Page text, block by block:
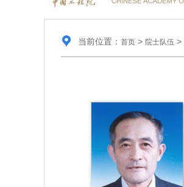
当前位置： 首页> 院士队伍 >